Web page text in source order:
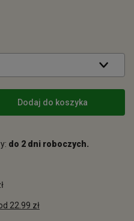
Dodaj do koszyka
do 2 dni roboczych.
22.99 zł